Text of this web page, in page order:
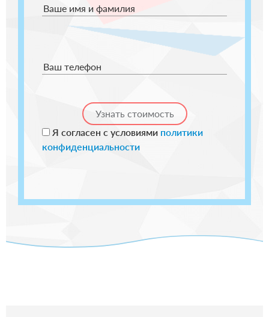
Ваше имя и фамилия
Ваш телефон
Я согласен с условиями политики
конфиденциальности